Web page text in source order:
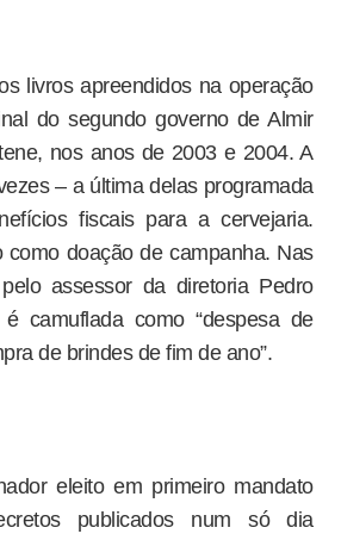
livros apreendidos na operação
do segundo governo de Almir
nos anos de 2003 e 2004. A
– a última delas programada
fiscais para a cervejaria.
doação de campanha. Nas
assessor da diretoria Pedro
camuflada como “despesa de
de brindes de fim de ano”.
eleito em primeiro mandato
publicados num só dia